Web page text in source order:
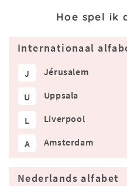
Hoe spel ik
Internationaal
J Jérusalem
U Uppsala
L Liverpool
A Amsterdam
Nederlands alfabet